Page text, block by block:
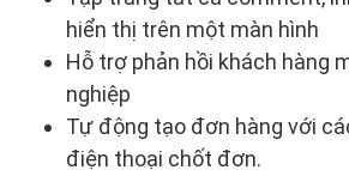
hiển thị trên một màn hình
Hỗ trợ phản hồi khách hàng
nghiệp
Tự động tạo đơn hàng với
điện thoại chốt đơn.